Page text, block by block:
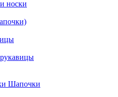
носки
Шапочки